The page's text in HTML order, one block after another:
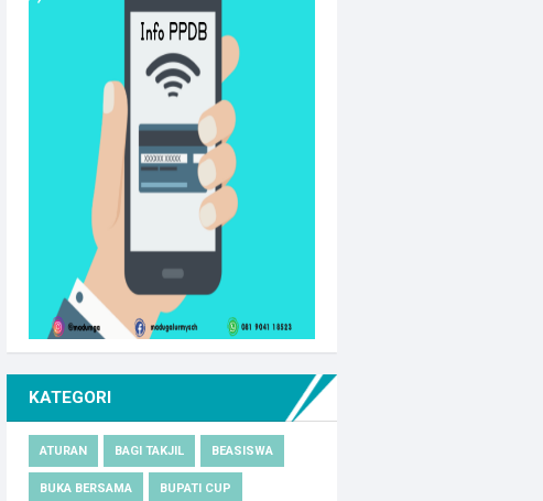
KATEGORI
ATURAN BAGI TAKJIL BEASISWA
BUKA BERSAMA BUPATI CUP